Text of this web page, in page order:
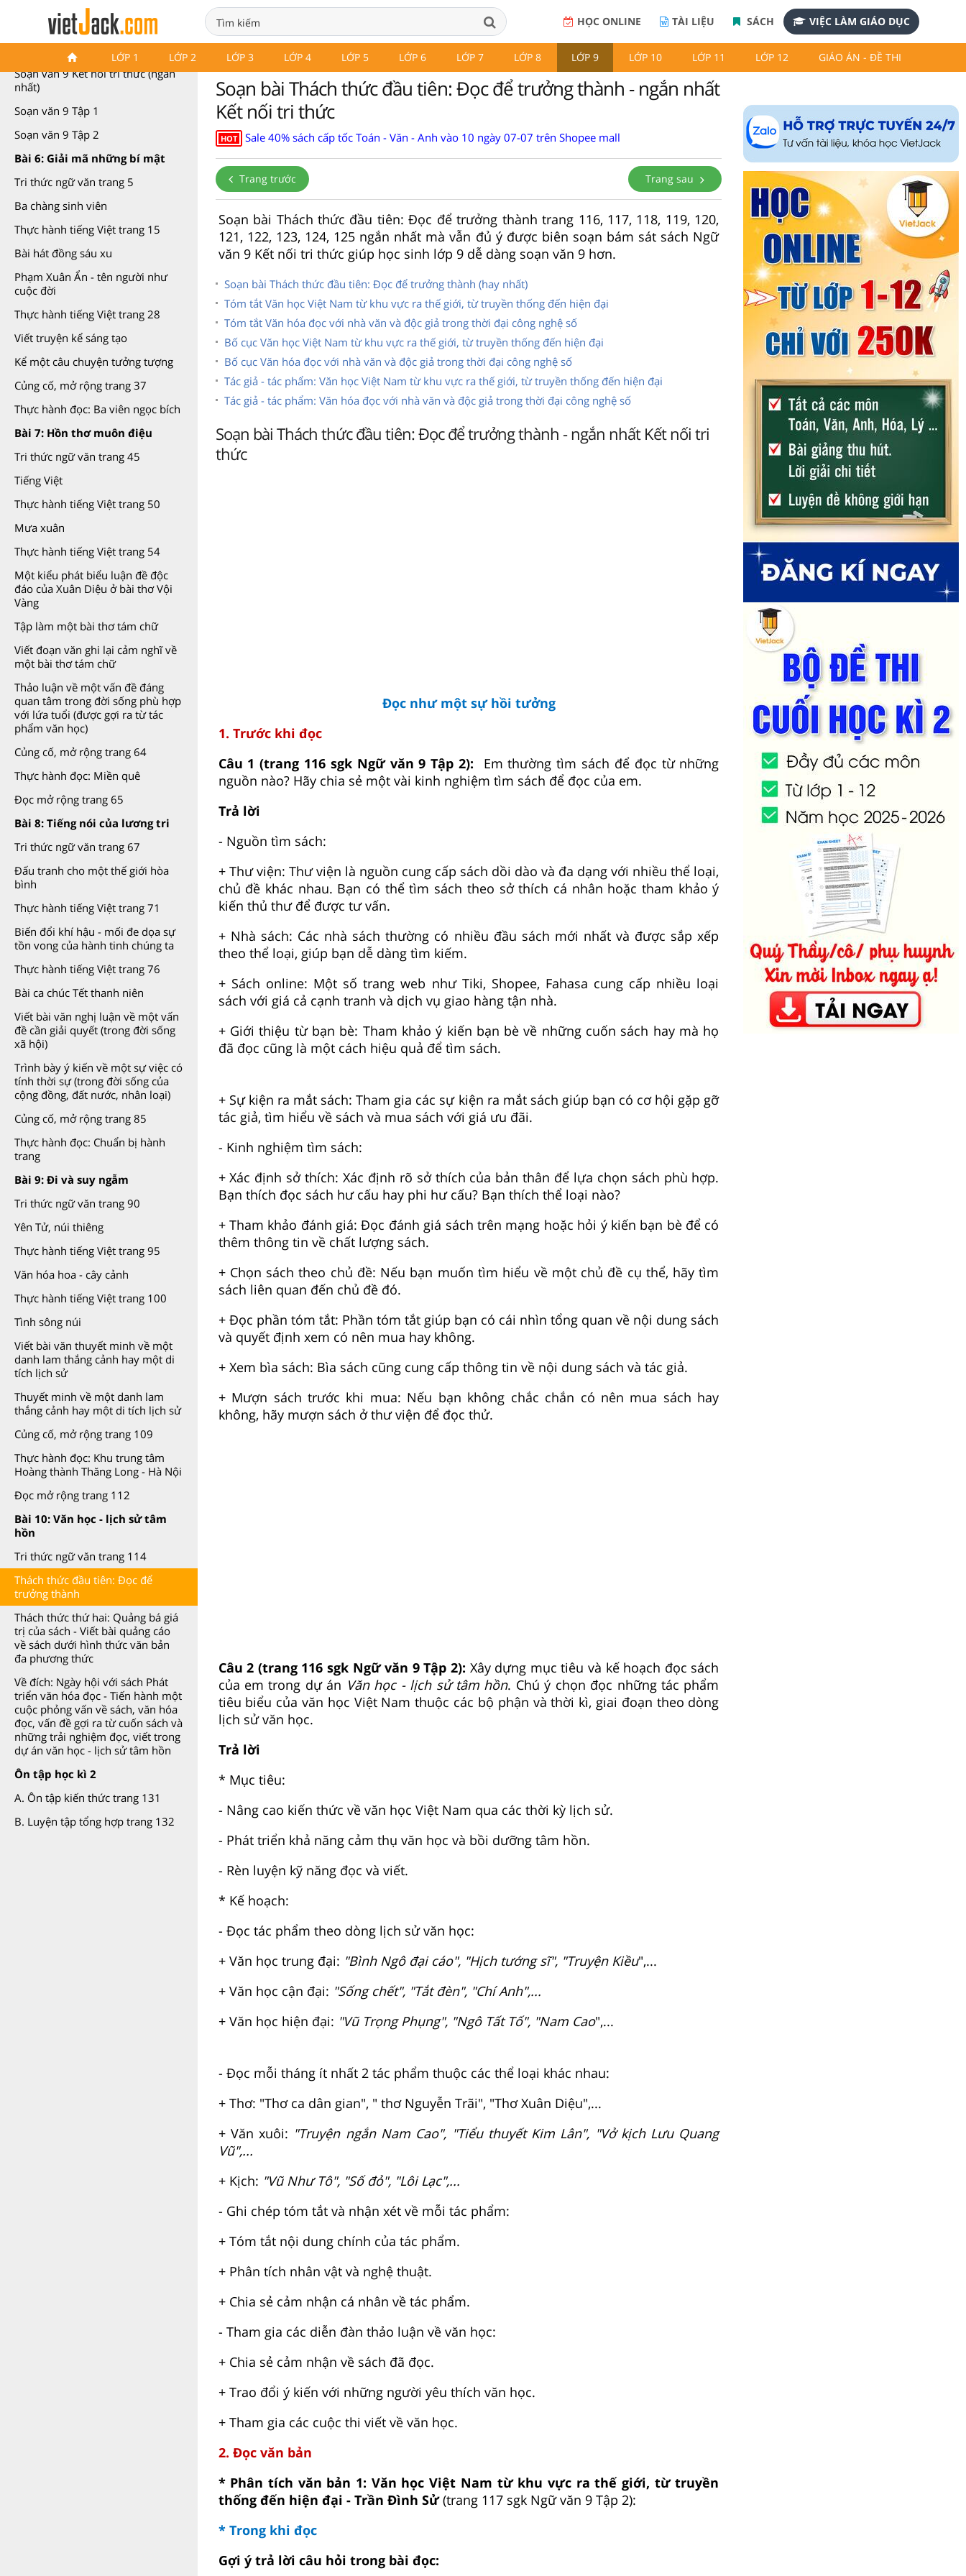
HỌC ONLINE TÀI LIỆU SÁCH VIỆC LÀM GIÁO DỤC
LỚP 1 LỚP 2 LỚP 3 LỚP 4 LỚP 5 LỚP 6 LỚP 7 LỚP 8 LỚP 9 LỚP 10 LỚP 11 LỚP 12 GIÁO ÁN - ĐỀ THI
Soạn văn 9 Kết nối tri thức
Soạn văn 9 Kết nối tri thức (ngắn
nhất)
Soạn văn 9 Tập 1
Soạn văn 9 Tập 2
Bài 6: Giải mã những bí mật
Tri thức ngữ văn trang 5
Ba chàng sinh viên
Thực hành tiếng Việt trang 15
Bài hát đồng sáu xu
Phạm Xuân Ẩn - tên người như
cuộc đời
Thực hành tiếng Việt trang 28
Viết truyện kể sáng tạo
Kể một câu chuyện tưởng tượng
Củng cố, mở rộng trang 37
Thực hành đọc: Ba viên ngọc bích
Bài 7: Hồn thơ muôn điệu
Tri thức ngữ văn trang 45
Tiếng Việt
Thực hành tiếng Việt trang 50
Mưa xuân
Thực hành tiếng Việt trang 54
Một kiểu phát biểu luận đề độc
đáo của Xuân Diệu ở bài thơ Vội
Vàng
Tập làm một bài thơ tám chữ
Viết đoạn văn ghi lại cảm nghĩ về
một bài thơ tám chữ
Thảo luận về một vấn đề đáng
quan tâm trong đời sống phù hợp
với lứa tuổi (được gợi ra từ tác
phẩm văn học)
Củng cố, mở rộng trang 64
Thực hành đọc: Miền quê
Đọc mở rộng trang 65
Bài 8: Tiếng nói của lương tri
Tri thức ngữ văn trang 67
Đấu tranh cho một thế giới hòa
bình
Thực hành tiếng Việt trang 71
Biến đổi khí hậu - mối đe dọa sự
tồn vong của hành tinh chúng ta
Thực hành tiếng Việt trang 76
Bài ca chúc Tết thanh niên
Viết bài văn nghị luận về một vấn
đề cần giải quyết (trong đời sống
xã hội)
Trình bày ý kiến về một sự việc có
tính thời sự (trong đời sống của
cộng đồng, đất nước, nhân loại)
Củng cố, mở rộng trang 85
Thực hành đọc: Chuẩn bị hành
trang
Bài 9: Đi và suy ngẫm
Tri thức ngữ văn trang 90
Yên Tử, núi thiêng
Thực hành tiếng Việt trang 95
Văn hóa hoa - cây cảnh
Thực hành tiếng Việt trang 100
Tình sông núi
Viết bài văn thuyết minh về một
danh lam thắng cảnh hay một di
tích lịch sử
Thuyết minh về một danh lam
thắng cảnh hay một di tích lịch sử
Củng cố, mở rộng trang 109
Thực hành đọc: Khu trung tâm
Hoàng thành Thăng Long - Hà Nội
Đọc mở rộng trang 112
Bài 10: Văn học - lịch sử tâm
hồn
Tri thức ngữ văn trang 114
Thách thức đầu tiên: Đọc để
trưởng thành
Thách thức thứ hai: Quảng bá giá
trị của sách - Viết bài quảng cáo
về sách dưới hình thức văn bản
đa phương thức
Về đích: Ngày hội với sách Phát
triển văn hóa đọc - Tiến hành một
cuộc phỏng vấn về sách, văn hóa
đọc, vấn đề gợi ra từ cuốn sách và
những trải nghiệm đọc, viết trong
dự án văn học - lịch sử tâm hồn
Ôn tập học kì 2
A. Ôn tập kiến thức trang 131
B. Luyện tập tổng hợp trang 132
Soạn bài Thách thức đầu tiên: Đọc để trưởng thành - ngắn nhất
Kết nối tri thức
HOT Sale 40% sách cấp tốc Toán - Văn - Anh vào 10 ngày 07-07 trên Shopee mall
Trang trước Trang sau
Soạn bài Thách thức đầu tiên: Đọc để trưởng thành trang 116, 117, 118, 119, 120,
121, 122, 123, 124, 125 ngắn nhất mà vẫn đủ ý được biên soạn bám sát sách Ngữ
văn 9 Kết nối tri thức giúp học sinh lớp 9 dễ dàng soạn văn 9 hơn.
Soạn bài Thách thức đầu tiên: Đọc để trưởng thành (hay nhất)
Tóm tắt Văn học Việt Nam từ khu vực ra thế giới, từ truyền thống đến hiện đại
Tóm tắt Văn hóa đọc với nhà văn và độc giả trong thời đại công nghệ số
Bố cục Văn học Việt Nam từ khu vực ra thế giới, từ truyền thống đến hiện đại
Bố cục Văn hóa đọc với nhà văn và độc giả trong thời đại công nghệ số
Tác giả - tác phẩm: Văn học Việt Nam từ khu vực ra thế giới, từ truyền thống đến hiện đại
Tác giả - tác phẩm: Văn hóa đọc với nhà văn và độc giả trong thời đại công nghệ số
Soạn bài Thách thức đầu tiên: Đọc để trưởng thành - ngắn nhất Kết nối tri
thức
Đọc như một sự hồi tưởng
1. Trước khi đọc
Câu 1 (trang 116 sgk Ngữ văn 9 Tập 2):
Em thường tìm sách để đọc từ những
nguồn nào? Hãy chia sẻ một vài kinh nghiệm tìm sách để đọc của em.
Trả lời
- Nguồn tìm sách:
+ Thư viện: Thư viện là nguồn cung cấp sách dồi dào và đa dạng với nhiều thể loại,
chủ đề khác nhau. Bạn có thể tìm sách theo sở thích cá nhân hoặc tham khảo ý
kiến thủ thư để được tư vấn.
+ Nhà sách: Các nhà sách thường có nhiều đầu sách mới nhất và được sắp xếp
theo thể loại, giúp bạn dễ dàng tìm kiếm.
+ Sách online: Một số trang web như Tiki, Shopee, Fahasa cung cấp nhiều loại
sách với giá cả cạnh tranh và dịch vụ giao hàng tận nhà.
+ Giới thiệu từ bạn bè: Tham khảo ý kiến bạn bè về những cuốn sách hay mà họ
đã đọc cũng là một cách hiệu quả để tìm sách.
+ Sự kiện ra mắt sách: Tham gia các sự kiện ra mắt sách giúp bạn có cơ hội gặp gỡ
tác giả, tìm hiểu về sách và mua sách với giá ưu đãi.
- Kinh nghiệm tìm sách:
+ Xác định sở thích: Xác định rõ sở thích của bản thân để lựa chọn sách phù hợp.
Bạn thích đọc sách hư cấu hay phi hư cấu? Bạn thích thể loại nào?
+ Tham khảo đánh giá: Đọc đánh giá sách trên mạng hoặc hỏi ý kiến bạn bè để có
thêm thông tin về chất lượng sách.
+ Chọn sách theo chủ đề: Nếu bạn muốn tìm hiểu về một chủ đề cụ thể, hãy tìm
sách liên quan đến chủ đề đó.
+ Đọc phần tóm tắt: Phần tóm tắt giúp bạn có cái nhìn tổng quan về nội dung sách
và quyết định xem có nên mua hay không.
+ Xem bìa sách: Bìa sách cũng cung cấp thông tin về nội dung sách và tác giả.
+ Mượn sách trước khi mua: Nếu bạn không chắc chắn có nên mua sách hay
không, hãy mượn sách ở thư viện để đọc thử.
Câu 2 (trang 116 sgk Ngữ văn 9 Tập 2): Xây dựng mục tiêu và kế hoạch đọc sách
của em trong dự án Văn học - lịch sử tâm hồn. Chú ý chọn đọc những tác phẩm
tiêu biểu của văn học Việt Nam thuộc các bộ phận và thời kì, giai đoạn theo dòng
lịch sử văn học.
Trả lời
* Mục tiêu:
- Nâng cao kiến thức về văn học Việt Nam qua các thời kỳ lịch sử.
- Phát triển khả năng cảm thụ văn học và bồi dưỡng tâm hồn.
- Rèn luyện kỹ năng đọc và viết.
* Kế hoạch:
- Đọc tác phẩm theo dòng lịch sử văn học:
+ Văn học trung đại: "Bình Ngô đại cáo", "Hịch tướng sĩ", "Truyện Kiều",...
+ Văn học cận đại: "Sống chết", "Tắt đèn", "Chí Anh",...
+ Văn học hiện đại: "Vũ Trọng Phụng", "Ngô Tất Tố", "Nam Cao",...
- Đọc mỗi tháng ít nhất 2 tác phẩm thuộc các thể loại khác nhau:
+ Thơ: "Thơ ca dân gian", " thơ Nguyễn Trãi", "Thơ Xuân Diệu",...
+ Văn xuôi: "Truyện ngắn Nam Cao", "Tiểu thuyết Kim Lân", "Vở kịch Lưu Quang
Vũ",...
+ Kịch: "Vũ Như Tô", "Số đỏ", "Lôi Lạc",...
- Ghi chép tóm tắt và nhận xét về mỗi tác phẩm:
+ Tóm tắt nội dung chính của tác phẩm.
+ Phân tích nhân vật và nghệ thuật.
+ Chia sẻ cảm nhận cá nhân về tác phẩm.
- Tham gia các diễn đàn thảo luận về văn học:
+ Chia sẻ cảm nhận về sách đã đọc.
+ Trao đổi ý kiến với những người yêu thích văn học.
+ Tham gia các cuộc thi viết về văn học.
2. Đọc văn bản
* Phân tích văn bản 1: Văn học Việt Nam từ khu vực ra thế giới, từ truyền
thống đến hiện đại - Trần Đình Sử(trang 117 sgk Ngữ văn 9 Tập 2):
* Trong khi đọc
Gợi ý trả lời câu hỏi trong bài đọc: